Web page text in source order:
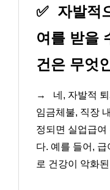
✅ 자발적
여를 받을
건은 무엇
→
네, 자발적
임금체불, 직장
정되면 실업급여
다. 예를 들어,
로 건강이 악화